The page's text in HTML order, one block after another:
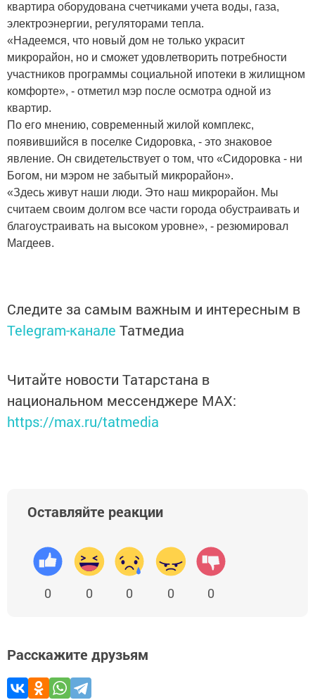
квартира оборудована счетчиками учета воды, газа,
электроэнергии, регуляторами тепла.
«Надеемся, что новый дом не только украсит
микрорайон, но и сможет удовлетворить потребности
участников программы социальной ипотеки в жилищном
комфорте», - отметил мэр после осмотра одной из
квартир.
По его мнению, современный жилой комплекс,
появившийся в поселке Сидоровка, - это знаковое
явление. Он свидетельствует о том, что «Сидоровка - ни
Богом, ни мэром не забытый микрорайон».
«Здесь живут наши люди. Это наш микрорайон. Мы
считаем своим долгом все части города обустраивать и
благоустраивать на высоком уровне», - резюмировал
Магдеев.
Следите за самым важным и интересным в
Telegram-канале Татмедиа
Читайте новости Татарстана в
национальном мессенджере MАХ:
https://max.ru/tatmedia
Оставляйте реакции
0 0 0 0 0
Расскажите друзьям